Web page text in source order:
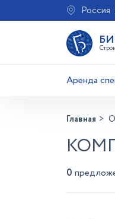
Россия
Аренда
Главная
0